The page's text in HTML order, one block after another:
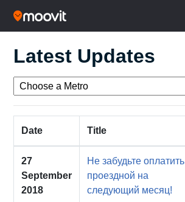
Latest Updates
Date Title
27
September
2018
Не забудьте оплатить
проездной на
следующий месяц!